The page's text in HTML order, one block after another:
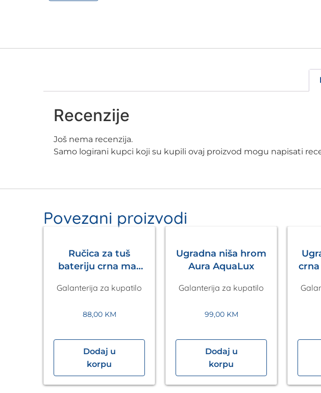
Recenzije
Još nema recenzija.
Samo logirani kupci koji su kupili ovaj proizvod mogu napisati
Povezani proizvodi
Ručica za tuš
bateriju crna mat
HANSGROHE
Galanterija za kupatilo
88,00 KM
Dodaj u
korpu
Ugradna niša hrom
Aura AquaLux
Galanterija za kupatilo
99,00 KM
Dodaj u
korpu